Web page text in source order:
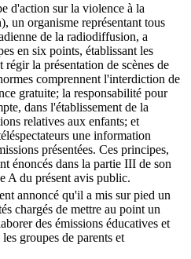
d'action sur la violence à la
un organisme représentant tous
de la radiodiffusion, a
en six points, établissant les
la présentation de scènes de
comprennent l'interdiction de
gratuite; la responsabilité pour
dans l'établissement de la
relatives aux enfants; et
une information
présentées. Ces principes,
énoncés dans la partie III de son
A du présent avis public.
annoncé qu'il a mis sur pied un
chargés de mettre au point un
des émissions éducatives et
groupes de parents et